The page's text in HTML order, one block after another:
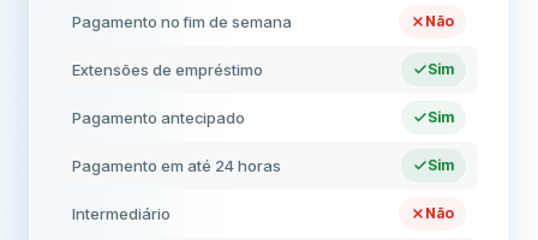
Pagamento no fim de semana Não
Extensões de empréstimo Sim
Pagamento antecipado Sim
Pagamento em até 24 horas Sim
Intermediário Não